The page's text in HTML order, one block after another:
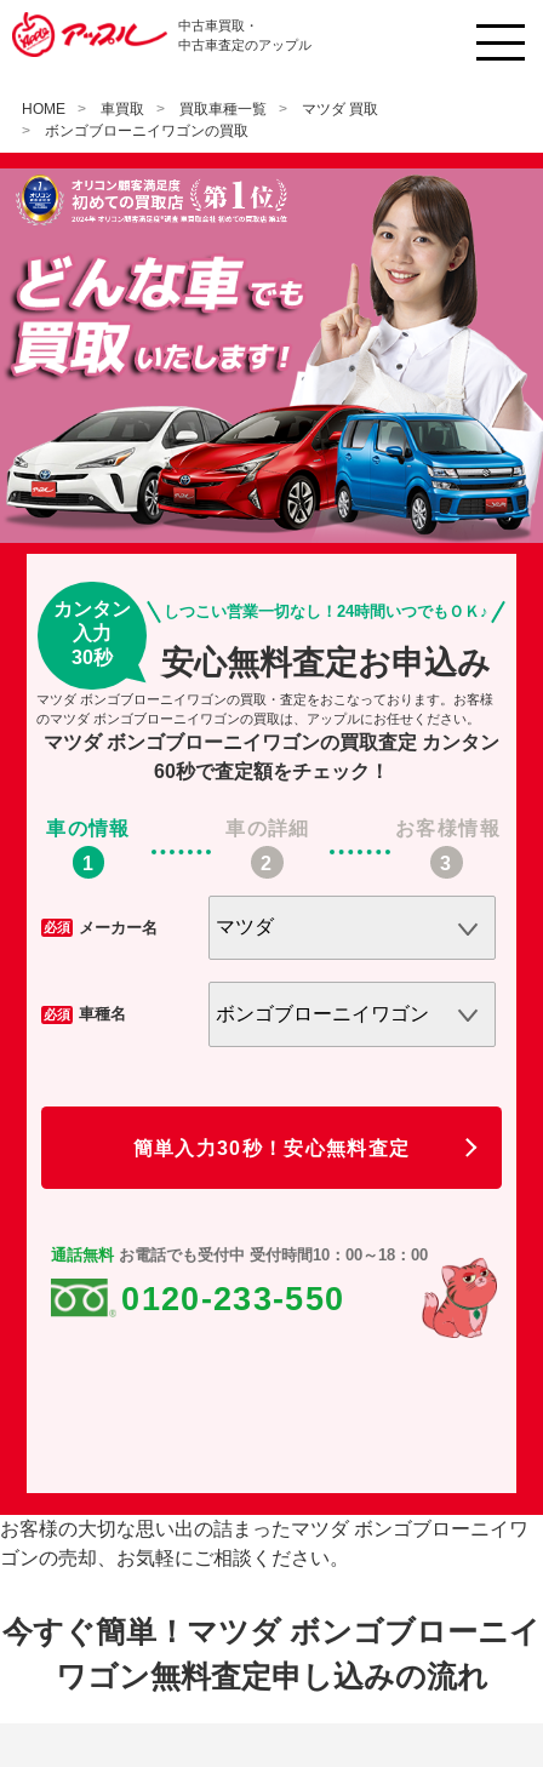
中古車買取・
中古車査定のアップル
HOME 車買取 買取車種一覧
マツダ 買取
ボンゴブローニイワゴンの買取
カンタン
入力
30秒
しつこい営業一切なし！24時間いつでもＯＫ♪
安心無料査定お申込み
マツダ ボンゴブローニイワゴンの買取・査定をおこなっております。お客様
のマツダ ボンゴブローニイワゴンの買取は、アップルにお任せください。
マツダ ボンゴブローニイワゴンの買取査定 カンタン
60秒で査定額をチェック！
車の情報 車の詳細 お客様情報
必須 メーカー名
必須 車種名
簡単入力30秒！安心無料査定
通話無料お電話でも受付中 受付時間10：00～18：00
0120-233-550
お客様の大切な思い出の詰まったマツダ ボンゴブローニイワ
ゴンの売却、お気軽にご相談ください。
今すぐ簡単！マツダ ボンゴブローニイ
ワゴン無料査定申し込みの流れ